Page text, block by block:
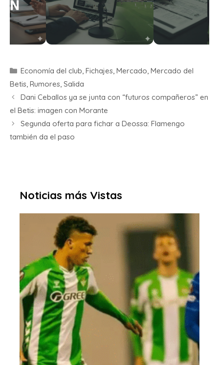
Economía del club, Fichajes, Mercado, Mercado del
Betis, Rumores, Salida
Dani Ceballos ya se junta con “futuros compañeros” en
el Betis: imagen con Morante
Segunda oferta para fichar a Deossa: Flamengo
también da el paso
Noticias más Vistas